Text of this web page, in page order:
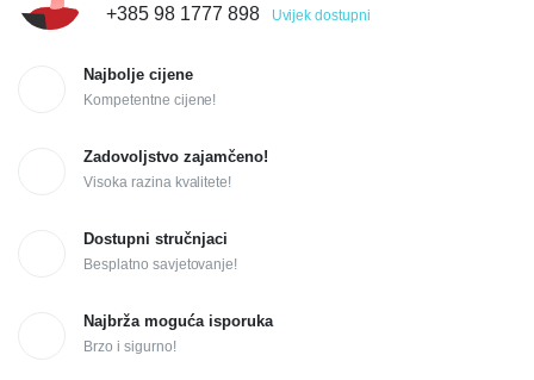
+385 98 1777 898 Uvijek dostupni
Najbolje cijene
Kompetentne cijene!
Zadovoljstvo zajamčeno!
Visoka razina kvalitete!
Dostupni stručnjaci
Besplatno savjetovanje!
Najbrža moguća isporuka
Brzo i sigurno!